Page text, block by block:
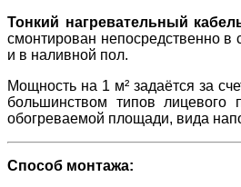
Тонкий нагревательный
смонтирован непосредственно в
и в наливной пол.
Мощность на 1 м² задаётся за
большинством типов
обогреваемой площади, вида
Способ монтажа: